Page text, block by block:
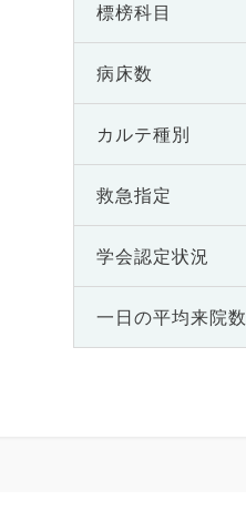
標榜科目
病床数
カルテ種別
救急指定
学会認定状況
一日の平均来院数